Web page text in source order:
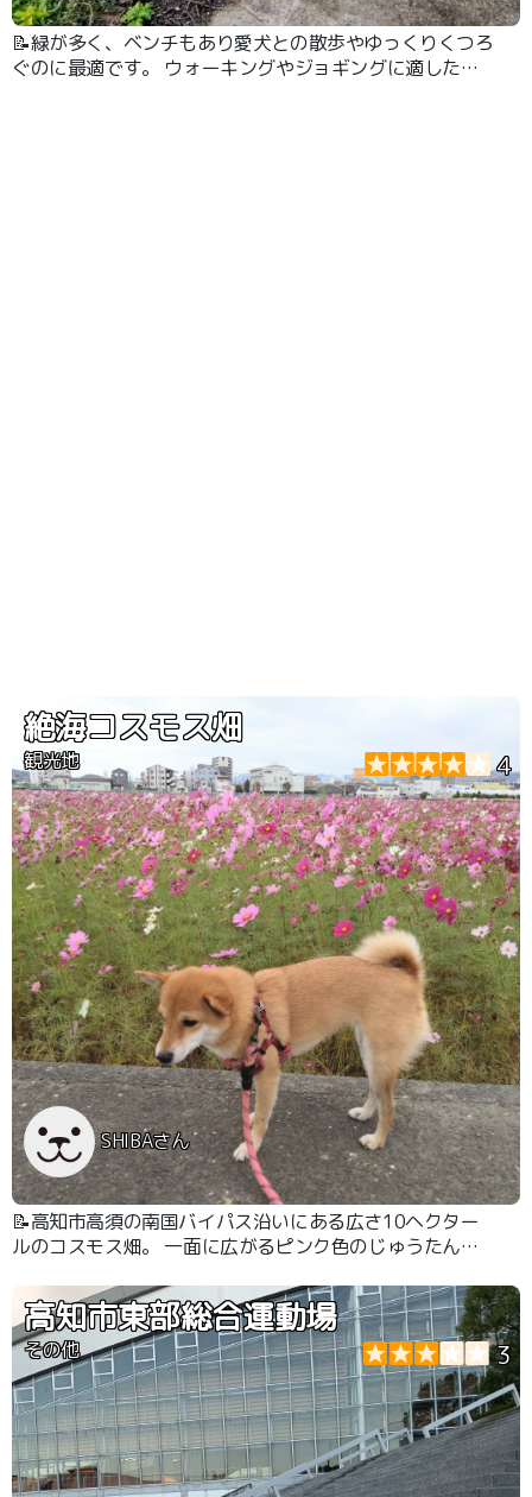
📝緑が多く、ベンチもあり愛犬との散歩やゆっくりくつろ
ぐのに最適です。 ウォーキングやジョギングに適した園
絶海コスモス畑
観光地 4
SHIBAさん
📝高知市高須の南国バイパス沿いにある広さ10ヘクター
ルのコスモス畑。 一面に広がるピンク色のじゅうたんは
高知市東部総合運動場
その他 3